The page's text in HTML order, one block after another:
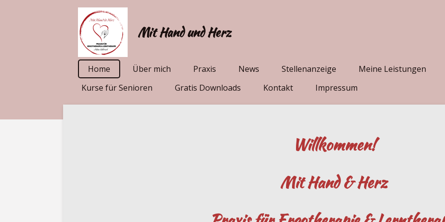
Mit Hand und Herz
Home Über mich Praxis News Stellenanzeige Meine Leistungen
Kurse für Senioren
Gratis Downloads Kontakt Impressum
Willkommen!
Mit Hand & Herz